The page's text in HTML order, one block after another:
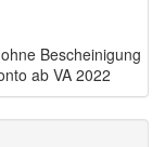
Bescheinigung
ab VA 2022